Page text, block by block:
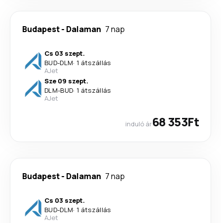
Budapest- Dalaman 7 nap
Cs 03 szept.
BUD-DLM· 1 átszállás
AJet
Sze 09 szept.
DLM-BUD· 1 átszállás
AJet
induló ár68 353Ft
Budapest- Dalaman 7 nap
Cs 03 szept.
BUD-DLM· 1 átszállás
AJet